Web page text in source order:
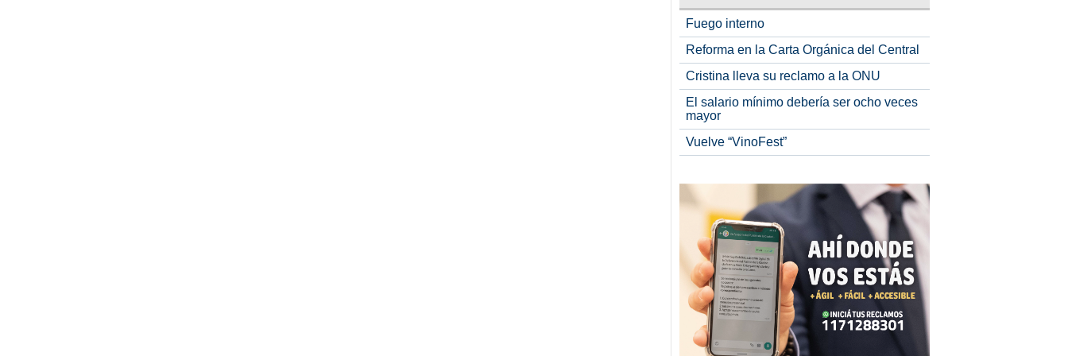
Fuego interno
Reforma en la Carta Orgánica del Central
Cristina lleva su reclamo a la ONU
El salario mínimo debería ser ocho veces
mayor
Vuelve “VinoFest”